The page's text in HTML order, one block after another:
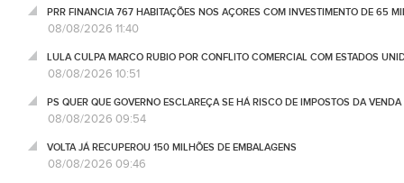
PRR FINANCIA 767 HABITAÇÕES NOS AÇORES COM INVESTIMENTO DE 65
08/08/2026 11:40
LULA CULPA MARCO RUBIO POR CONFLITO COMERCIAL COM ESTADOS
08/08/2026 10:51
PS QUER QUE GOVERNO ESCLAREÇA SE HÁ RISCO DE IMPOSTOS DA
08/08/2026 09:54
VOLTA JÁ RECUPEROU 150 MILHÕES DE EMBALAGENS
08/08/2026 09:46